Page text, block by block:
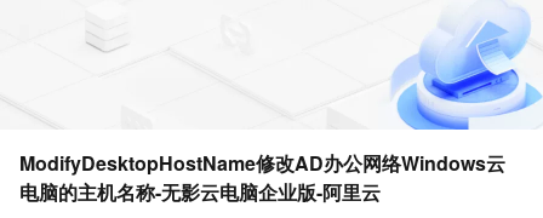
ModifyDesktopHostName修改AD办公网络Windows云
电脑的主机名称-无影云电脑企业版-阿里云